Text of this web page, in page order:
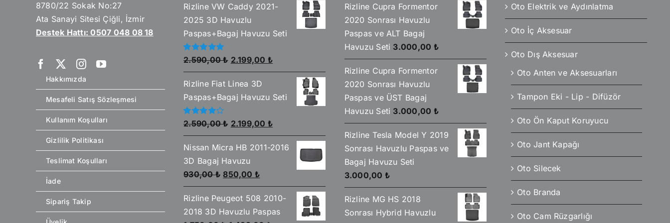
8780/22 Sokak No:27
Ata Sanayi Sitesi Çiğli, İzmir
Destek Hattı: 0507 048 08 18
Hakkımızda
Mesafeli Satış Sözleşmesi
Kullanım Koşulları
Gizlilik Politikası
Teslimat Koşulları
İade
Sipariş Takip
Rizline VW Caddy 2021-
2025 3D Havuzlu
Paspas+Bagaj Havuzu Seti
5
üzerinden
5.00oy aldı
2.590,00₺ Orijinal
fiyat:
2.590,00 ₺.
2.199,00 ₺Şu
andaki
2.199,00 ₺.
Rizline Fiat Linea 3D
Paspas+Bagaj Havuzu Seti
5
üzerinden
4.00oy
aldı
2.590,00₺ Orijinal
fiyat:
2.590,00 ₺.
2.199,00 ₺Şu
andaki
fiyat:
2.199,00 ₺.
Nissan Micra HB 2011-2016
3D Bagaj Havuzu
930,00₺ Orijinal
fiyat:
930,00 ₺.
850,00 ₺Şu
andaki
fiyat:
850,00 ₺.
Rizline Peugeot 508 2010-
2018 3D Havuzlu Paspas
Rizline Cupra Formentor
2020 Sonrası Havuzlu
Paspas ve ALT Bagaj
Havuzu Seti 3.000,00 ₺
Rizline Cupra Formentor
2020 Sonrası Havuzlu
Paspas ve ÜST Bagaj
Havuzu Seti 3.000,00 ₺
Rizline Tesla Model Y 2019
Sonrası Havuzlu Paspas ve
Bagaj Havuzu Seti
3.000,00 ₺
Rizline MG HS 2018
Sonrası Hybrid Havuzlu
Oto Elektrik ve Aydınlatma
Oto İç Aksesuar
Oto Dış Aksesuar
Oto Anten ve Aksesuarları
Tampon Eki - Lip - Difüzör
Oto Ön Kaput Koruyucu
Oto Jant Kapağı
Oto Silecek
Oto Branda
Oto Cam Rüzgarlığı